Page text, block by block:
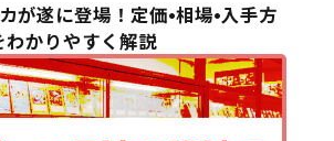
が遂に登場！定価•相場•入手方
わかりやすく解説